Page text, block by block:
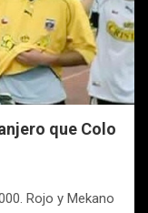
que Colo
Rojo y Mekano